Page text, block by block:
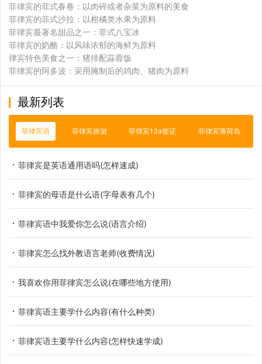
菲律宾的菲式春卷：以肉碎或者杂菜为原料的美食
菲律宾的菲式沙拉：以柑橘类水果为原料
菲律宾最著名甜品之一：菲式八宝冰
菲律宾的奶酪：以风味浓郁的海鲜为原料
律宾特色美食之一：猪排配蒜蓉饭
菲律宾的阿多波：采用腌制后的鸡肉、猪肉为原料
最新列表
菲律宾语 菲律宾旅游 菲律宾13a签证 菲律宾薄荷岛
菲律宾是英语通用语吗(怎样速成)
菲律宾的母语是什么语(字母表有几个)
菲律宾语中我爱你怎么说(语言介绍)
菲律宾怎么找外教语言老师(收费情况)
我喜欢你用菲律宾怎么说(在哪些地方使用)
菲律宾语主要学什么内容(有什么种类)
菲律宾语主要学什么内容(怎样快速学成)